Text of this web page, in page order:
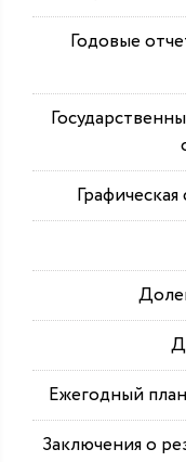
Годовые
Ежегодный
Заключения о